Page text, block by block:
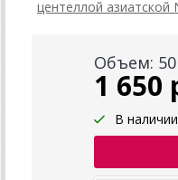
Объем:
1 650
В наличии